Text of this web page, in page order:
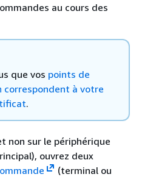
au cours des
que vos points de
correspondent à votre
.
non sur le périphérique
ouvrez deux
(terminal ou